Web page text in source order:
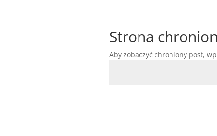
Strona
Aby zobaczyć chroniony post,